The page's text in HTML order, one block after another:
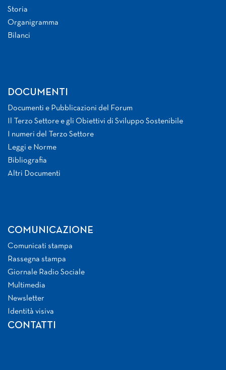
Storia
Organigramma
Bilanci
DOCUMENTI
Documenti e Pubblicazioni del Forum
Il Terzo Settore e gli Obiettivi di Sviluppo Sostenibile
I numeri del Terzo Settore
Leggi e Norme
Bibliografia
Altri Documenti
COMUNICAZIONE
Comunicati stampa
Rassegna stampa
Giornale Radio Sociale
Multimedia
Newsletter
Identità visiva
CONTATTI